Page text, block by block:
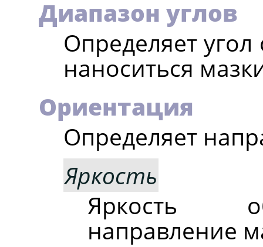
Диапазон углов
Определяет угол
наноситься
Ориентация
Определяет
Яркость
Яркость
направление